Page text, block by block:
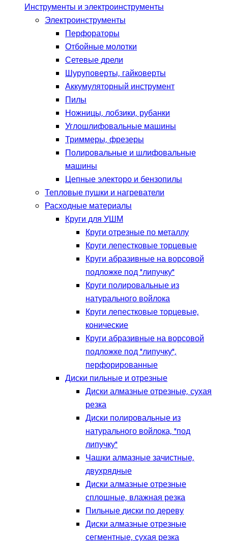
Инструменты и электроинструменты
Электроинструменты
Перфораторы
Отбойные молотки
Сетевые дрели
Шуруповерты, гайковерты
Аккумуляторный инструмент
Пилы
Ножницы, лобзики, рубанки
Углошлифовальные машины
Триммеры, фрезеры
Полировальные и шлифовальные
машины
Цепные электоро и бензопилы
Тепловые пушки и нагреватели
Расходные материалы
Круги для УШМ
Круги отрезные по металлу
Круги лепестковые торцевые
Круги абразивные на ворсовой
подложке под "липучку"
Круги полировальные из
натурального войлока
Круги лепестковые торцевые,
конические
Круги абразивные на ворсовой
подложке под "липучку",
перфорированные
Диски пильные и отрезные
Диски алмазные отрезные, сухая
резка
Диски полировальные из
натурального войлока, "под
липучку"
Чашки алмазные зачистные,
двухрядные
Диски алмазные отрезные
сплошные, влажная резка
Пильные диски по дереву
Диски алмазные отрезные
сегментные, сухая резка